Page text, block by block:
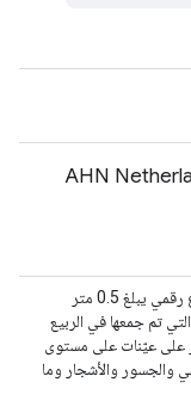
AHN
نموذج الارتفاع الرقمي AHN هو نموذج ارتفاع رقمي يبلغ 0.5 متر
ويغطي هولندا. تم إنشاؤها من بيانات LIDAR التي تم جمعها في الربيع
الإصدار على عيّنات على مستوى
والجسور والأشجار وما